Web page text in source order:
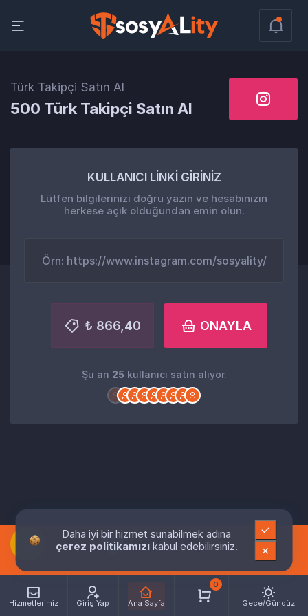
Hizmetlerimiz Giriş Yap Ana Sayfa
0
Gece/Gündüz
Türk Takipçi Satın Al
500 Türk Takipçi Satın Al
KULLANICI LİNKİ GİRİNİZ
Lütfen bilgilerinizi doğru yazın ve hesabınızın
herkese açık olduğundan emin olun.
₺ 866,40 ONAYLA
Şu an 25 kullanıcı satın alıyor.
Daha iyi bir hizmet sunabilmek adına
çerez politikamızı kabul edebilirsiniz.